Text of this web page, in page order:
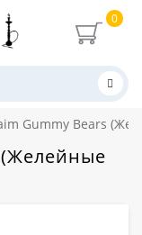
0
Gummy Bears
(Желейные